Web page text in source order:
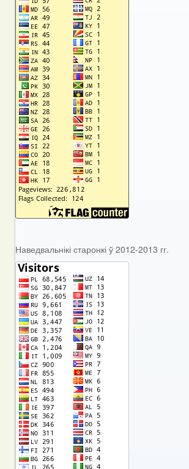
Наведвальнікі старонкі ў 2012-2013 гг.